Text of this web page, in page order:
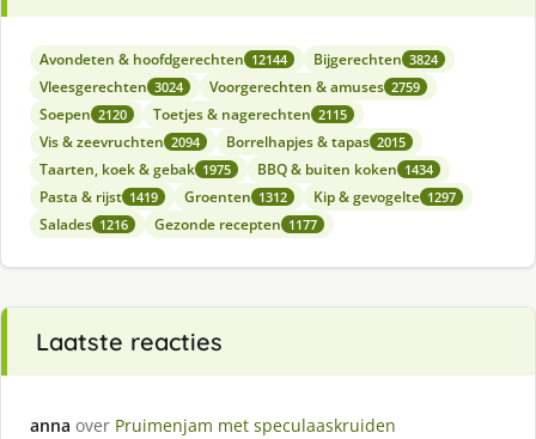
Avondeten & hoofdgerechten 12144 Bijgerechten 3824
Vleesgerechten 3024 Voorgerechten & amuses 2759
Soepen 2120 Toetjes & nagerechten 2115
Vis & zeevruchten 2094 Borrelhapjes & tapas 2015
Taarten, koek & gebak 1975 BBQ & buiten koken 1434
Pasta & rijst 1419 Groenten 1312 Kip & gevogelte 1297
Salades 1216 Gezonde recepten 1177
Laatste reacties
anna over Pruimenjam met speculaaskruiden